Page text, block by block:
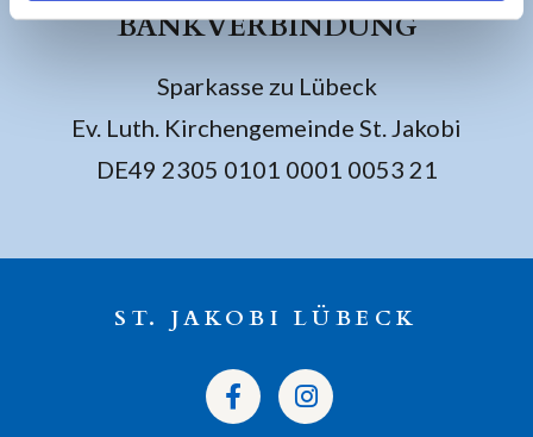
BANKVERBINDUNG
Sparkasse zu Lübeck
Ev. Luth. Kirchengemeinde St. Jakobi
DE49 2305 0101 0001 0053 21
ST. JAKOBI LÜBECK